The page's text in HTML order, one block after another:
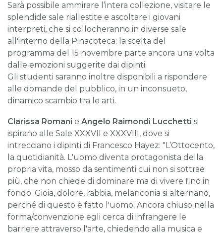
Sarà possibile ammirare l’intera collezione, visitare le
splendide sale riallestite e ascoltare i giovani
interpreti, che si collocheranno in diverse sale
all'interno della Pinacoteca: la scelta del
programma del 15 novembre parte ancora una volta
dalle emozioni suggerite dai dipinti.
Gli studenti saranno inoltre disponibili a rispondere
alle domande del pubblico, in un inconsueto,
dinamico scambio tra le arti.
Clarissa Romani e Angelo Raimondi Lucchetti si
ispirano alle Sale XXXVII e XXXVIII, dove si
intrecciano i dipinti di Francesco Hayez: "L’Ottocento,
la quotidianità. L'uomo diventa protagonista della
propria vita, mosso da sentimenti cui non si sottrae
più, che non chiede di dominare ma di vivere fino in
fondo. Gioia, dolore, rabbia, melanconia si alternano,
perché di questo è fatto l'uomo. Ancora chiuso nella
forma/convenzione egli cerca di infrangere le
barriere attraverso l'arte, chiedendo alla musica e